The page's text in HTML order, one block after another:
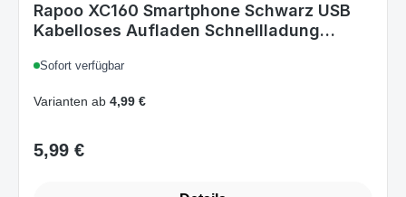
Rapoo XC160 Smartphone Schwarz USB
Kabelloses Aufladen Schnellladung
Sofort verfügbar
Varianten ab 4,99 €
Regulärer Preis:
5,99 €